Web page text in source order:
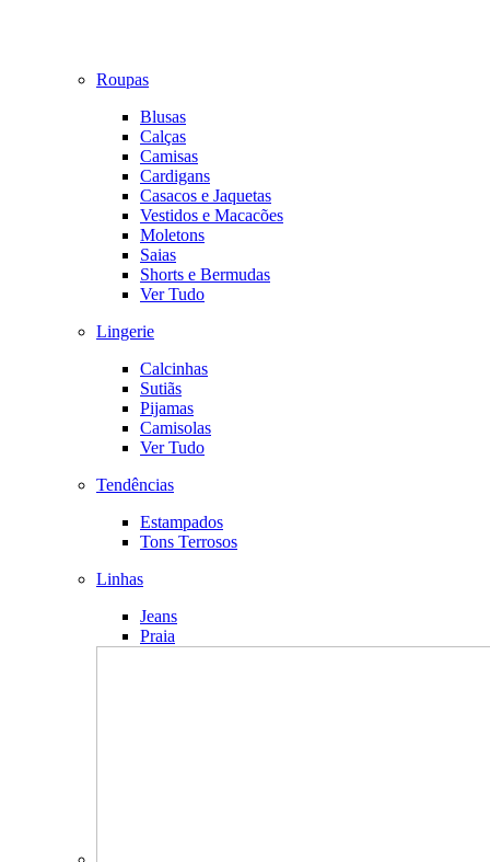
Roupas
Blusas
Calças
Camisas
Cardigans
Casacos e Jaquetas
Vestidos e Macacões
Moletons
Saias
Shorts e Bermudas
Ver Tudo
Lingerie
Calcinhas
Sutiãs
Pijamas
Camisolas
Ver Tudo
Tendências
Estampados
Tons Terrosos
Linhas
Jeans
Praia